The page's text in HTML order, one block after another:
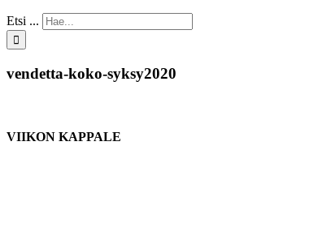
Etsi ...
vendetta-koko-syksy2020
VIIKON KAPPALE